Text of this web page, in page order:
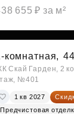
655 ₽ за м²
комнатная,
Скай Гарден, 2
№401
1 кв 2027
Предчистовая